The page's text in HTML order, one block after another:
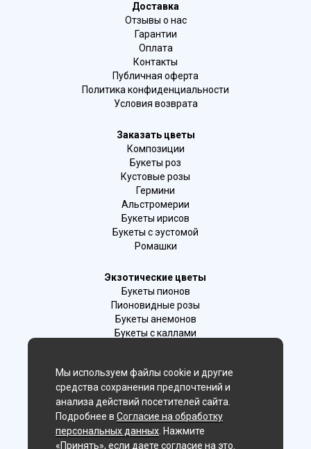
Доставка
Отзывы о нас
Гарантии
Оплата
Контакты
Публичная оферта
Политика конфиденциальности
Условия возврата
Заказать цветы
Композиции
Букеты роз
Кустовые розы
Гермини
Альстромерии
Букеты ирисов
Букеты с эустомой
Ромашки
Экзотические цветы
Букеты пионов
Пионовидные розы
Букеты анемонов
Букеты с каллами
Лаванда
Гиацинты
Мы в соц. сетях:
Мы используем файлы cookie и другие
средства сохранения предпочтений и
анализа действий посетителей сайта.
Подробнее в Согласие на обработку
персональных данных . Нажмите
«Принять», если даете согласие на это.